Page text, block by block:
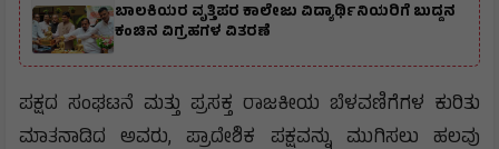
ಬಾಲಕಿಯರ ವೃತ್ತಿಪರ ಕಾಲೇಜು ವಿದ್ಯಾರ್ಥಿನಿಯರಿಗೆ ಬುದ್ದನ
ಕಂಚಿನ ವಿಗ್ರಹಗಳ ವಿತರಣೆ
​ಪಕ್ಷದ ಸಂಘಟನೆ ಮತ್ತು ಪ್ರಸಕ್ತ ರಾಜಕೀಯ ಬೆಳವಣಿಗೆಗಳ ಕುರಿತು
ಮಾತನಾಡಿದ ಅವರು, ಪ್ರಾದೇಶಿಕ ಪಕ್ಷವನ್ನು ಮುಗಿಸಲು ಹಲವು